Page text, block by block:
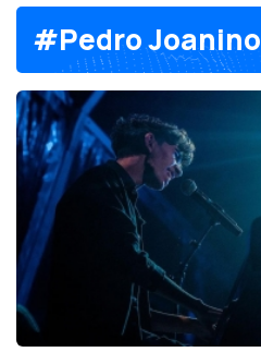
#Pedro Joanino